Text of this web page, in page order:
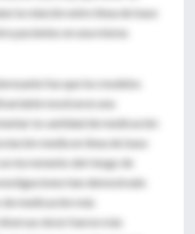
la relación entre línea de base
pacientes en una misma
fue que los modelos
mostraron una
la cantidad de medicación
media en línea de base
incremento del riesgo de
han demostrado
medicación más
dosis fueron más